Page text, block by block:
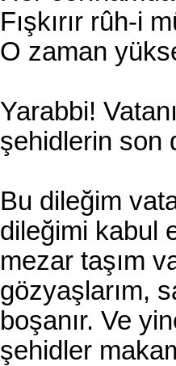
Fışkırır rûh-i
O zaman
Yarabbi!
şehidlerin son
Bu dileğim
dileğimi kabul
mezar taşım
gözyaşlarım,
boşanır. Ve
şehidler